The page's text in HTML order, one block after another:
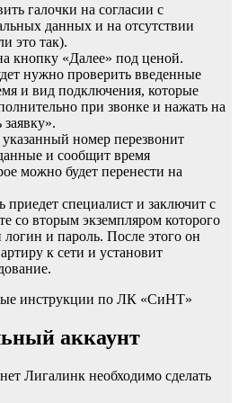
галочки на согласии с
данных и на отсутствии
это так).
кнопку «Далее» под ценой.
нужно проверить введенные
и вид подключения, которые
при звонке и нажать на
номер перезвонит
и сообщит время
можно будет перенести на
приедет специалист и заключит с
со вторым экземпляром которого
и пароль. После этого он
к сети и установит
инструкции по ЛК «СиНТ»
аккаунт
Лигалинк необходимо сделать